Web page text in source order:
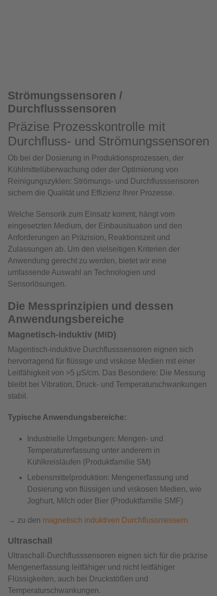
Strömungssensoren /
Durchflusssensoren
Präzise Prozesskontrolle mit
Durchfluss- und Strömungssensoren
Ob bei der Dosierung in Produktionsprozessen, der
Kühlmittelüberwachung oder der Optimierung von
Reinigungszyklen: Strömungs- und Durchflusssensoren
sichern die Qualität und Effizienz Ihrer Prozesse.
Welche Sensorik zum Einsatz kommt, hängt vom
eingesetzten Medium, der Einbausituation und den
Anforderungen an Präzision, Reaktionszeit und
Zulassungen ab. Um den vielseitigen Kriterien der
Anwendung gerecht zu werden, bietet wir eine
umfassende Auswahl an Technologien und
Sensorlösungen.
Die Messprinzipien und dessen
Anwendungsbereiche
Magnetisch-induktiv (MID)
Magentisch-induktive Durchflusssensoren eignen sich
hervorragend für flüssige und viskose Medien mit einer
Leitfähigkeit von >5 μS/cm. Das Besondere: Die Messung
bleibt bei Vibration, Druck- und Temperaturschwankungen
stabil.
Typische Anwendungsbereiche:
Industrielle Umgebungen: Mengen- und
Temperaturerfassung unter anderem in
Kühlkreisläufen (Produktfamilie SM)
Lebensmittelproduktion: Mengenerfassung und
Dosierung von flüssigen und viskosen Medien, wie
Joghurt, Milch oder Bier (Produktfamilie SMF)
→ zu den magnetisch induktiven Durchflussmessern
Ultraschall
Ultraschall-Durchflusssensoren eignen sich für die präzise
Mengenerfassung leitfähiger und nicht leitfähiger
Flüssigkeiten, auch bei Druckstößen und
Temperaturschwankungen.